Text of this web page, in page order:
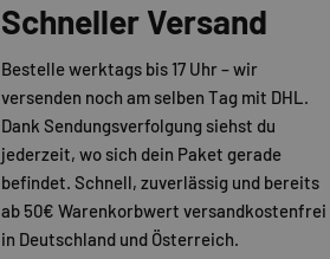
Schneller Versand
Bestelle werktags bis 17 Uhr – wir
versenden noch am selben Tag mit DHL.
Dank Sendungsverfolgung siehst du
jederzeit, wo sich dein Paket gerade
befindet. Schnell, zuverlässig und bereits
ab 50€ Warenkorbwert versandkostenfrei
in Deutschland und Österreich.